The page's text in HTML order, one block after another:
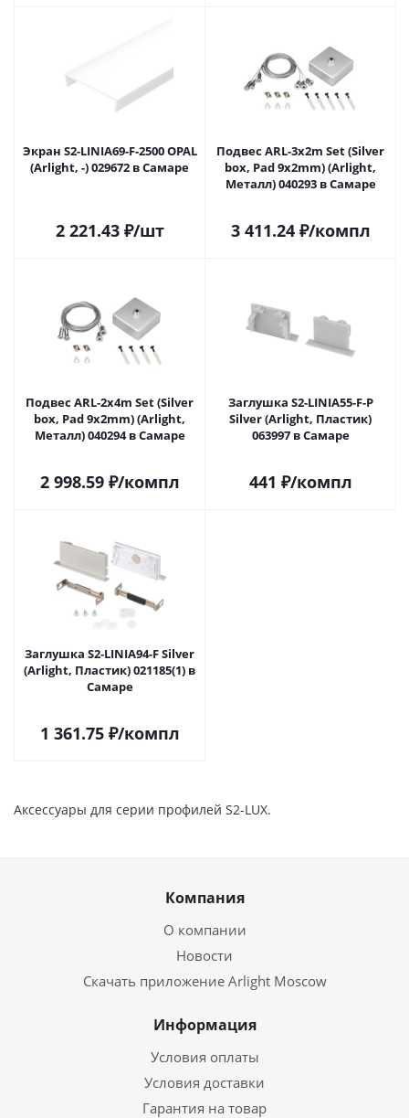
Экран S2-LINIA69-F-2500 OPAL
(Arlight, -) 029672 в Самаре
2 221.43₽/шт
Подвес ARL-3x2m Set (Silver
box, Pad 9x2mm) (Arlight,
Металл) 040293 в Самаре
3 411.24₽/компл
Подвес ARL-2x4m Set (Silver
box, Pad 9x2mm) (Arlight,
Металл) 040294 в Самаре
2 998.59₽/компл
Заглушка S2-LINIA55-F-P
Silver (Arlight, Пластик)
063997 в Самаре
441 ₽/компл
Заглушка S2-LINIA94-F Silver
(Arlight, Пластик) 021185(1) в
Самаре
1 361.75₽/компл
Аксессуары для серии профилей S2-LUX.
Компания
О компании
Новости
Скачать приложение Arlight Moscow
Информация
Условия оплаты
Условия доставки
Гарантия на товар